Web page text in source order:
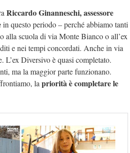
Riccardo Ginanneschi, assessore
in questo periodo – perché abbiamo tanti
alla scuola di via Monte Bianco o all’ex
e nei tempi concordati. Anche in via
L’ex Diversivo è quasi completato.
ma la maggior parte funzionano.
la priorità è completare le